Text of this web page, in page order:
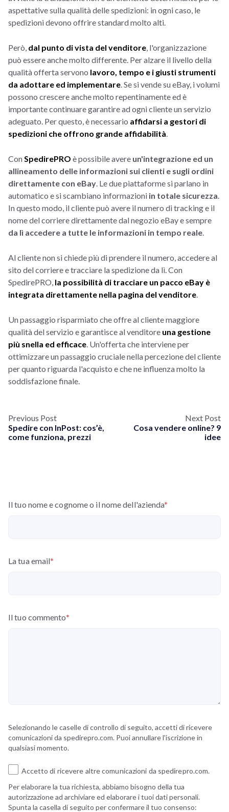
aspettative sulla qualità delle spedizioni: in ogni caso, le
spedizioni devono offrire standard molto alti.
Però, dal punto di vista del venditore , l'organizzazione
può essere anche molto differente. Per alzare il livello della
qualità offerta servono lavoro, tempo e i giusti strumenti
da adottare ed implementare . Se si vende su eBay, i volumi
possono crescere anche molto repentinamente ed è
importante continuare garantire ad ogni cliente un servizio
adeguato. Per questo, è necessario affidarsi a gestori di
spedizioni che offrono grande affidabilità
Con SpedirePRO è possibile avere un'integrazione ed un
allineamento delle informazioni sui clienti e sugli ordini
direttamente con eBay . Le due piattaforme si parlano in
automatico e si scambiano informazioni in totale sicurezza
In questo modo, il cliente può avere il numero di tracking e il
nome del corriere direttamente dal negozio eBay e sempre
da lì accedere a tutte le informazioni in tempo reale
Al cliente non si chiede più di prendere il numero, accedere al
sito del corriere e tracciare la spedizione da lì. Con
SpedirePRO, la possibilità di tracciare un pacco eBay è
integrata direttamente nella pagina del venditore
Un passaggio risparmiato che offre al cliente maggiore
qualità del servizio e garantisce al venditore una gestione
più snella ed efficace . Un'offerta che interviene per
ottimizzare un passaggio cruciale nella percezione del cliente
per quanto riguarda l'acquisto e che ne influenza molto la
soddisfazione finale.
Previous Post
Spedire con InPost: cos’è,
come funziona, prezzi
Next Post
Cosa vendere online? 9
idee
Il tuo nome e cognome o il nome dell'azienda*
La tua email*
Il tuo commento*
Selezionando le caselle di controllo di seguito, accetti di ricevere
comunicazioni da spedirepro.com. Puoi annullare l'iscrizione in
qualsiasi momento.
Accetto di ricevere altre comunicazioni da spedirepro.com.
Per elaborare la tua richiesta, abbiamo bisogno della tua
autorizzazione ad archiviare ed elaborare i tuoi dati personali.
Spunta la casella di seguito per confermare il tuo consenso: